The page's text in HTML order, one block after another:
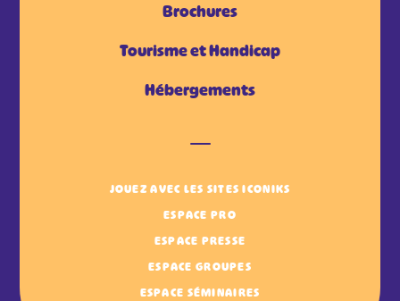
Brochures
Tourisme et Handicap
Hébergements
JOUEZ AVEC LES SITES ICONIKS
ESPACE PRO
ESPACE PRESSE
ESPACE GROUPES
ESPACE SÉMINAIRES